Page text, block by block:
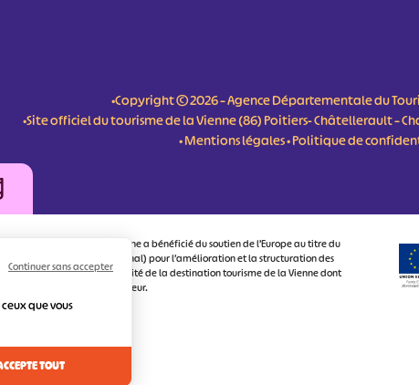
•Copyright © 2026 – Agence Départementale du
•Site officiel du tourisme de la Vienne (86) Poitiers- Châtellerault –
•Mentions légales•Politique de
de Tourisme de la Vienne a bénéficié du soutien de l’Europe au titre du
de développement Régional) pour l’amélioration et la structuration des
pour une meilleure attractivité de la destination tourisme de la Vienne dont
d’orienter au mieux le visiteur.
que vous
TOUT
Continuer sans accepter